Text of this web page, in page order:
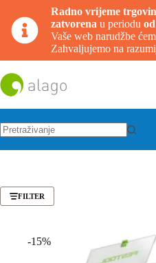
Radno vrijeme
zatvorena u periodu
Vaše web narudžbe
Zahvaljujemo na
na
sadržaj
FILTER
-15%